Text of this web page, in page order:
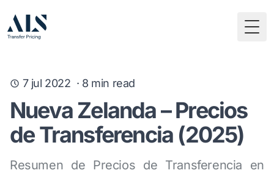
7 jul 2022 · 8 min read
Nueva Zelanda – Precios
de Transferencia (2025)
Resumen de Precios de Transferencia en